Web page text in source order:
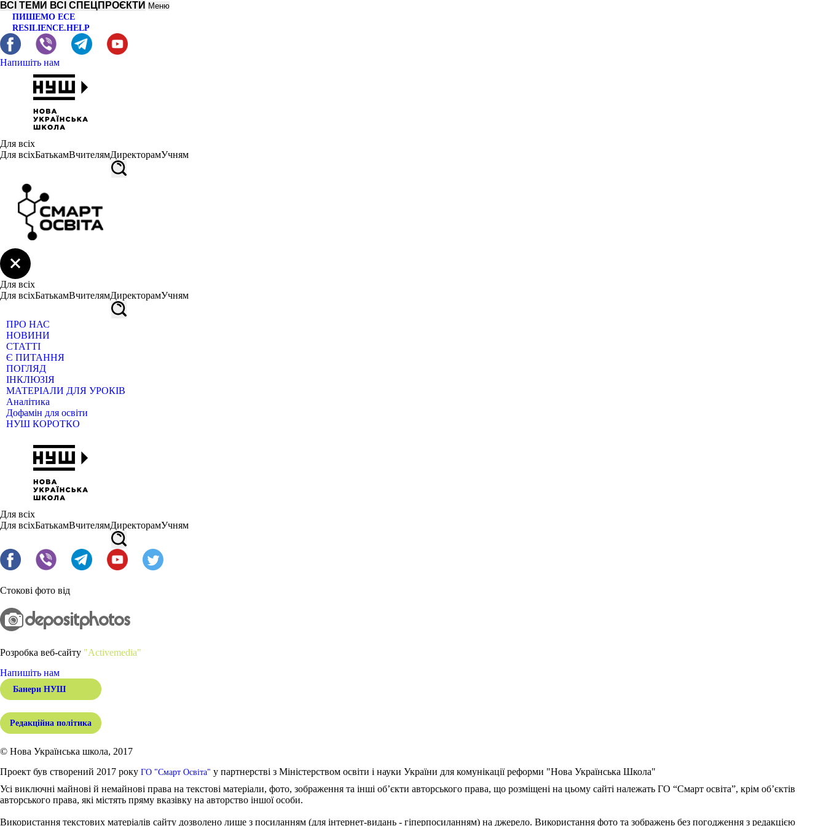
ВСІ ТЕМИ ВСІ СПЕЦПРОЄКТИ Меню
ПИШЕМО ЕСЕ
RESILIENCE.HELP
Напишіть нам
Для всіх
Для всіхБатькамВчителямДиректорамУчням
Для всіх
Для всіхБатькамВчителямДиректорамУчням
ПРО НАС
НОВИНИ
СТАТТІ
Є ПИТАННЯ
ПОГЛЯД
ІНКЛЮЗІЯ
МАТЕРІАЛИ ДЛЯ УРОКІВ
Аналітика
Дофамін для освіти
НУШ КОРОТКО
Для всіх
Для всіхБатькамВчителямДиректорамУчням
Стокові фото від
Розробка веб-сайту "Activemedia"
Напишіть нам
Банери НУШ
Редакційна політика
© Нова Українська школа, 2017
Проект був створений 2017 року ГО "Смарт Освіта" у партнерстві з Міністерством освіти і науки України для комунікації реформи "Нова Українська Школа"
Усі виключні майнові й немайнові права на текстові матеріали, фото, зображення та інші об’єкти авторського права, що розміщені на цьому сайті належать ГО “Смарт освіта”, крім об’єктів
авторського права, які містять пряму вказівку на авторство іншої особи.
Використання текстових матеріалів сайту дозволено лише з посиланням (для інтернет-видань - гіперпосиланням) на джерело. Використання фото та зображень без погодження з редакцією